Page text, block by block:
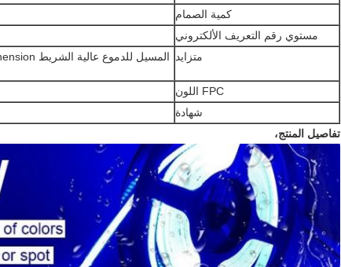
كمية الصمام
مستوي رقم التعريف الألكتروني
متزايد
المسيل للدموع عالية الشريط 3M ahension ، ثم العصا في أي سطح الركيزة
FPC اللون
شهادة
تفاصيل المنتج،